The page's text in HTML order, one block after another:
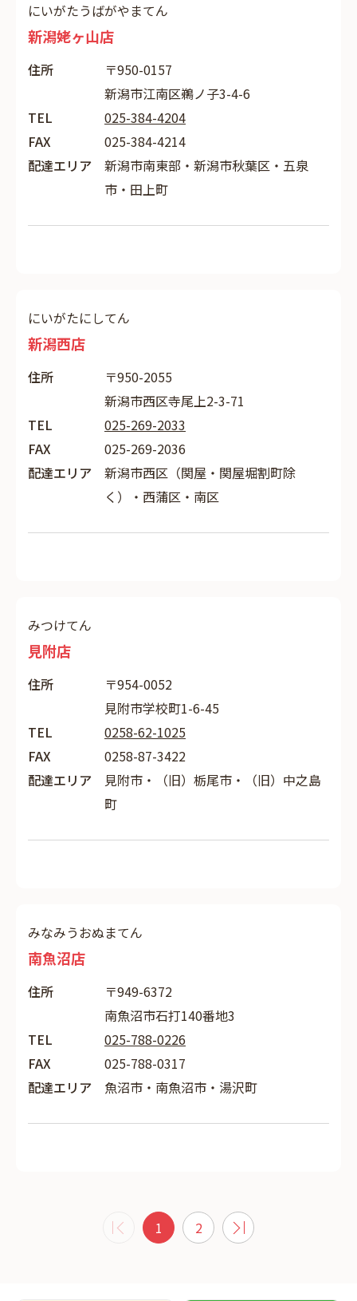
にいがたうばがやまてん
新潟姥ヶ山店
住所
〒950-0157
新潟市江南区鵜ノ子3-4-6
TEL
025-384-4204
FAX
025-384-4214
配達エリア
新潟市南東部・新潟市秋葉区・五泉
市・田上町
にいがたにしてん
新潟西店
住所
〒950-2055
新潟市西区寺尾上2-3-71
TEL
025-269-2033
FAX
025-269-2036
配達エリア
新潟市西区（関屋・関屋堀割町除
く）・西蒲区・南区
みつけてん
見附店
住所
〒954-0052
見附市学校町1-6-45
TEL
0258-62-1025
FAX
0258-87-3422
配達エリア
見附市・（旧）栃尾市・（旧）中之島
町
みなみうおぬまてん
南魚沼店
住所
〒949-6372
南魚沼市石打140番地3
TEL
025-788-0226
FAX
025-788-0317
配達エリア
魚沼市・南魚沼市・湯沢町
1 2